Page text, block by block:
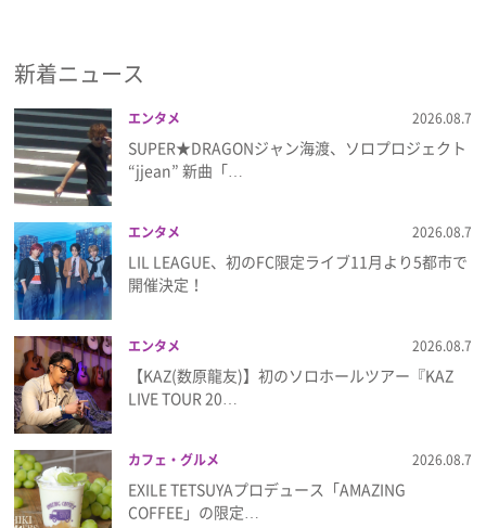
新着ニュース
エンタメ 2026.08.7
SUPER★DRAGONジャン海渡、ソロプロジェクト
“jjean” 新曲「…
エンタメ 2026.08.7
LIL LEAGUE、初のFC限定ライブ11月より5都市で
開催決定！
エンタメ 2026.08.7
【KAZ(数原龍友)】初のソロホールツアー『KAZ
LIVE TOUR 20…
カフェ・グルメ 2026.08.7
EXILE TETSUYAプロデュース「AMAZING
COFFEE」の限定…